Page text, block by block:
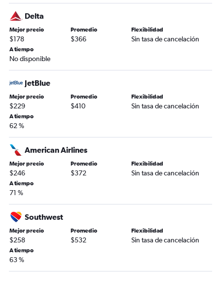
Delta
Mejor precio
$178
Promedio
$366
Flexibilidad
Sin tasa de cancelación
A tiempo
No disponible
JetBlue
Mejor precio
$229
Promedio
$410
Flexibilidad
Sin tasa de cancelación
A tiempo
62 %
American Airlines
Mejor precio
$246
Promedio
$372
Flexibilidad
Sin tasa de cancelación
A tiempo
71 %
Southwest
Mejor precio
$258
Promedio
$532
Flexibilidad
Sin tasa de cancelación
A tiempo
63 %